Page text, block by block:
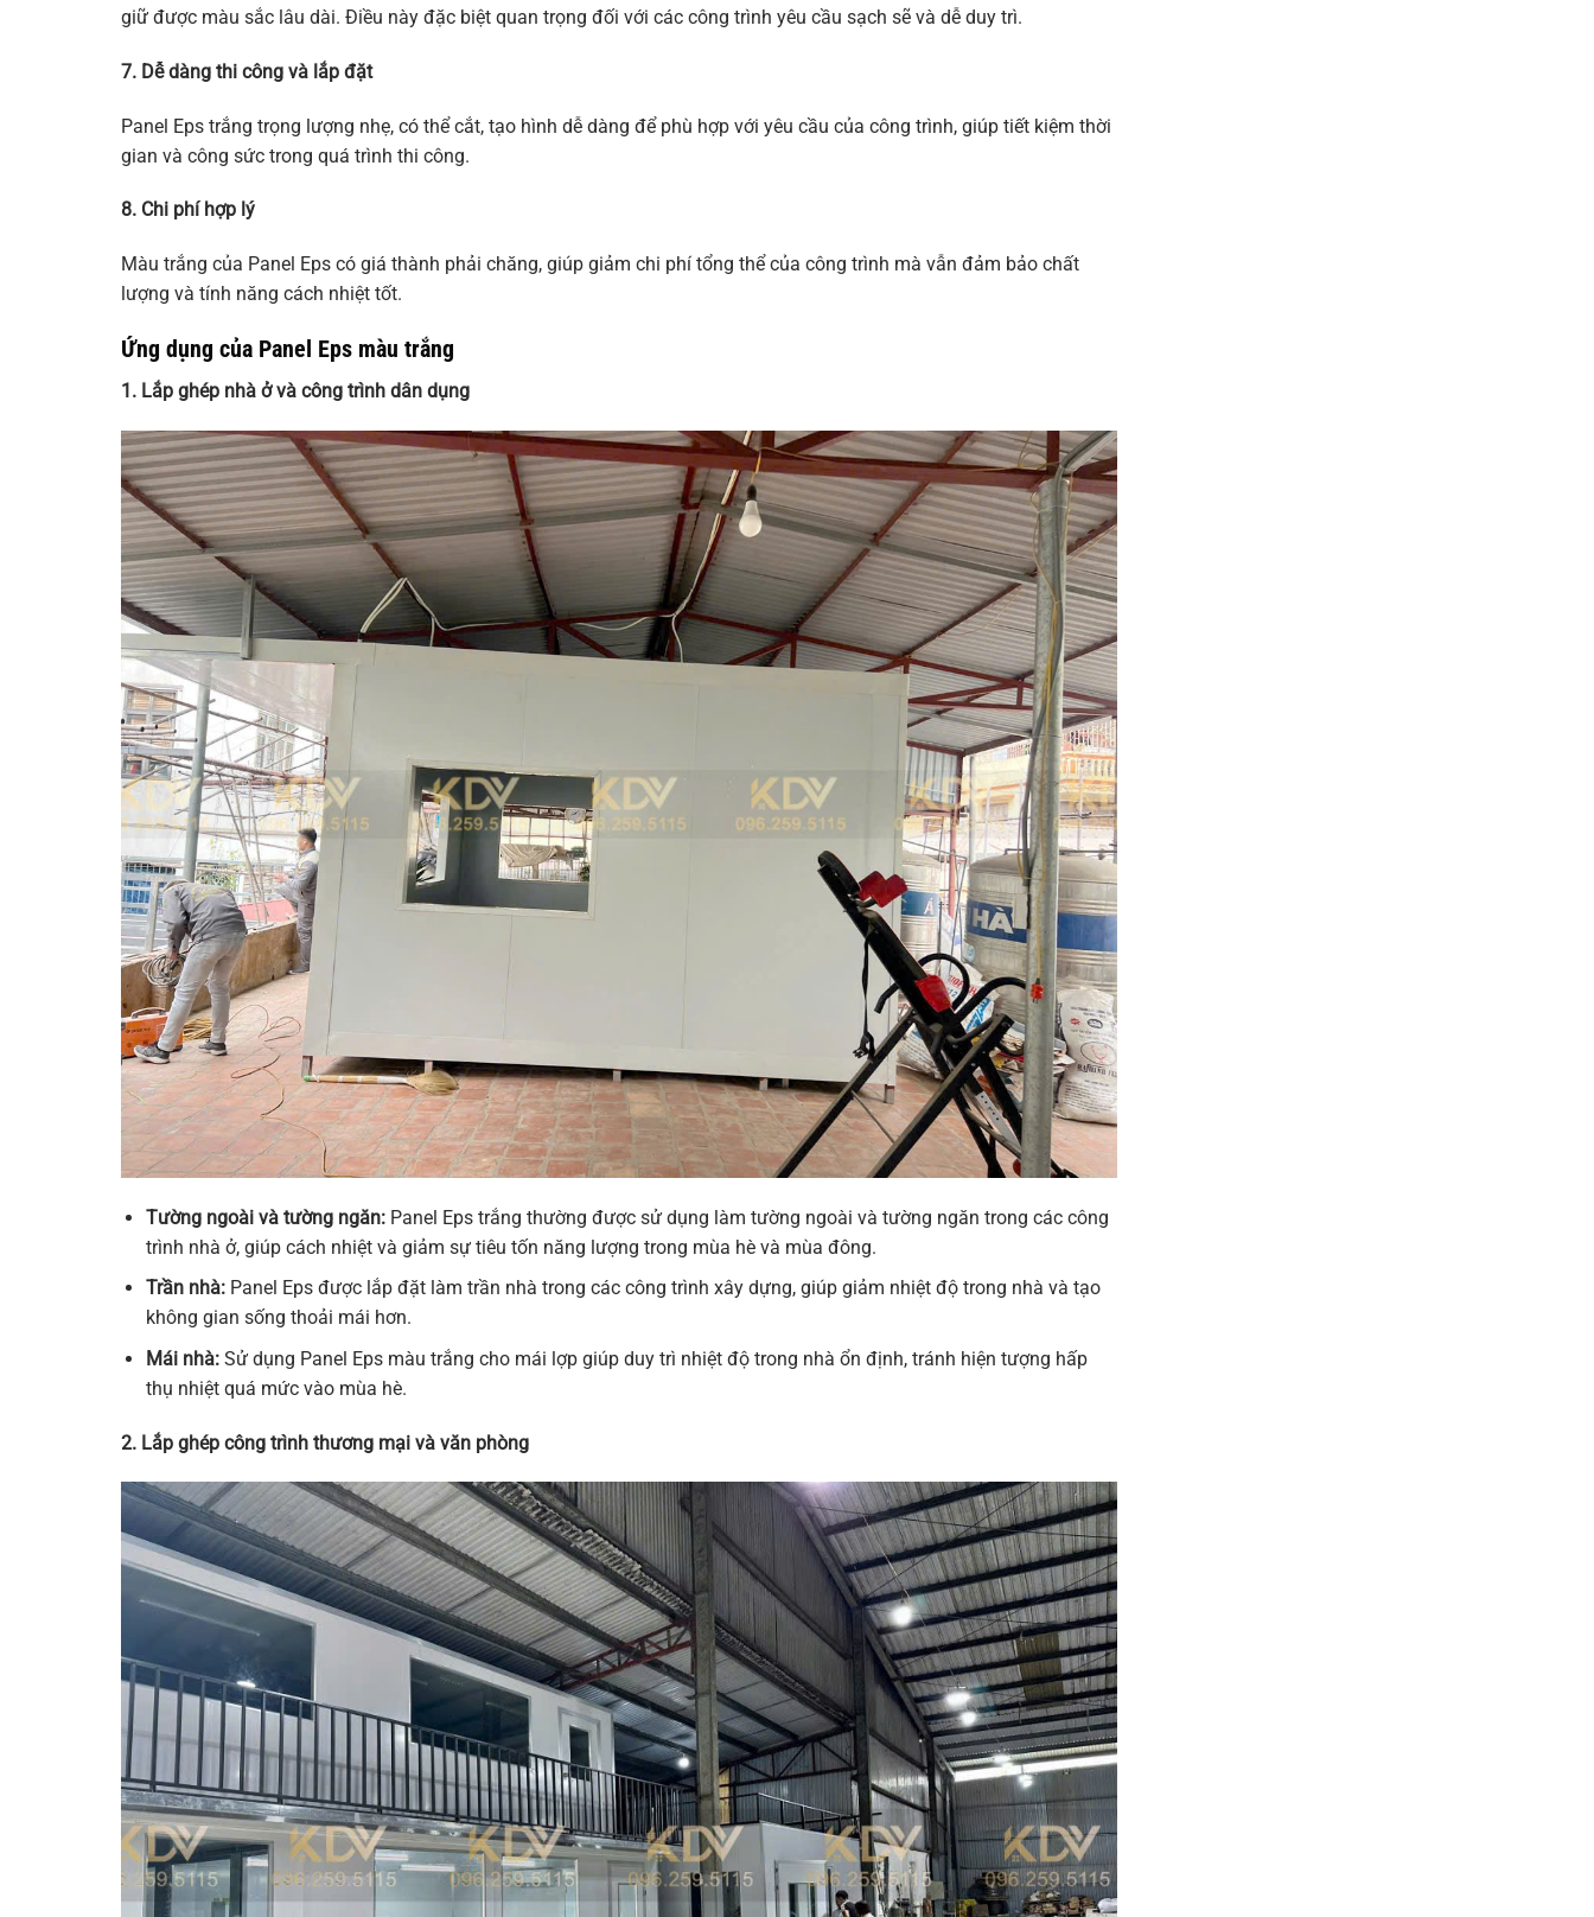
giữ được màu sắc lâu dài. Điều này đặc biệt quan trọng đối với các công trình yêu cầu sạch sẽ và dễ duy trì.
7. Dễ dàng thi công và lắp đặt
Panel Eps trắng trọng lượng nhẹ, có thể cắt, tạo hình dễ dàng để phù hợp với yêu cầu của công trình, giúp tiết kiệm thời
gian và công sức trong quá trình thi công.
8. Chi phí hợp lý
Màu trắng của Panel Eps có giá thành phải chăng, giúp giảm chi phí tổng thể của công trình mà vẫn đảm bảo chất
lượng và tính năng cách nhiệt tốt.
Ứng dụng của Panel Eps màu trắng
1. Lắp ghép nhà ở và công trình dân dụng
Tường ngoài và tường ngăn:Panel Eps trắng thường được sử dụng làm tường ngoài và tường ngăn trong các công
trình nhà ở, giúp cách nhiệt và giảm sự tiêu tốn năng lượng trong mùa hè và mùa đông.
Trần nhà:Panel Eps được lắp đặt làm trần nhà trong các công trình xây dựng, giúp giảm nhiệt độ trong nhà và tạo
không gian sống thoải mái hơn.
Mái nhà:Sử dụng Panel Eps màu trắng cho mái lợp giúp duy trì nhiệt độ trong nhà ổn định, tránh hiện tượng hấp
thụ nhiệt quá mức vào mùa hè.
2. Lắp ghép công trình thương mại và văn phòng